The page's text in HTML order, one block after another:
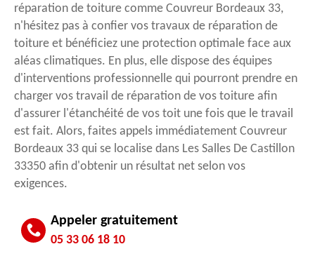
réparation de toiture comme Couvreur Bordeaux 33,
n'hésitez pas à confier vos travaux de réparation de
toiture et bénéficiez une protection optimale face aux
aléas climatiques. En plus, elle dispose des équipes
d'interventions professionnelle qui pourront prendre en
charger vos travail de réparation de vos toiture afin
d'assurer l'étanchéité de vos toit une fois que le travail
est fait. Alors, faites appels immédiatement Couvreur
Bordeaux 33 qui se localise dans Les Salles De Castillon
33350 afin d'obtenir un résultat net selon vos
exigences.
Appeler gratuitement
05 33 06 18 10